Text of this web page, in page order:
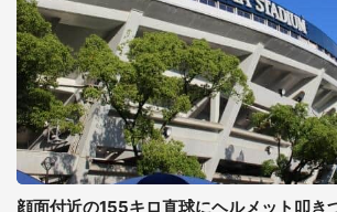
顔面付近の155キロ直球にヘルメット叩き